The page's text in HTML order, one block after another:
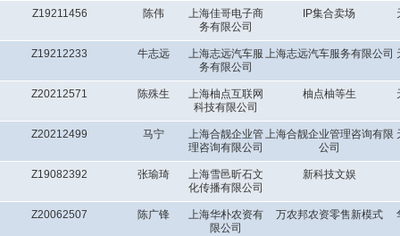
Z19211456 陈伟
上海佳哥电子商
务有限公司
IP集合卖场
Z19212233 牛志远
上海志远汽车服
务有限公司
上海志远汽车服务有限公司
Z20212571 陈殊生
上海柚点互联网
科技有限公司
柚点柚等生
Z20212499 马宁
上海合靓企业管
理咨询有限公司
上海合靓企业管理咨询有限
公司
Z19082392 张瑜琦
上海雪邑昕石文
化传播有限公司
新科技文娱
Z20062507 陈广锋
上海华朴农资有
限公司
万农邦农资零售新模式